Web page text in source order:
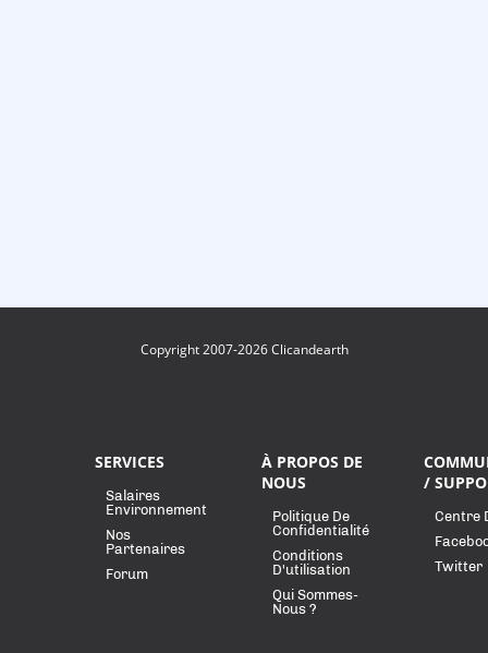
Copyright 2007-2026 Clicandearth
SERVICES
Salaires
Environnement
Nos
Partenaires
Forum
À PROPOS DE
NOUS
Politique De
Confidentialité
Conditions
D'utilisation
Qui Sommes-
Nous ?
/
Centre
Twitter